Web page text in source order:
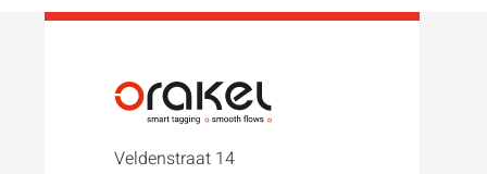
Veldenstraat 14